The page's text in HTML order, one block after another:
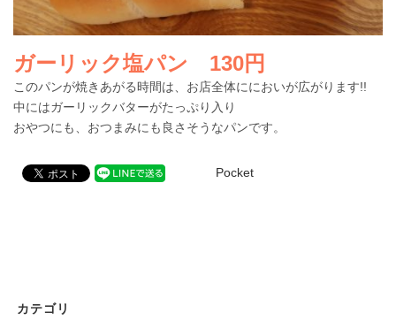
ガーリック塩パン 130円
このパンが焼きあがる時間は、お店全体ににおいが広がります!!
中にはガーリックバターがたっぷり入り
おやつにも、おつまみにも良さそうなパンです。
Pocket
カテゴリ